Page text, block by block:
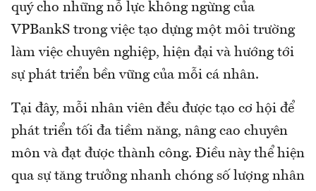
quý cho những nỗ lực không ngừng của
VPBankS trong việc tạo dựng một môi trường
làm việc chuyên nghiệp, hiện đại và hướng tới
sự phát triển bền vững của mỗi cá nhân.
Tại đây, mỗi nhân viên đều được tạo cơ hội để
phát triển tối đa tiềm năng, nâng cao chuyên
môn và đạt được thành công. Điều này thể hiện
qua sự tăng trưởng nhanh chóng số lượng nhân